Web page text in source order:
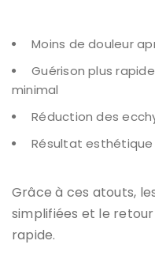
Moins de douleur
Guérison plus
minimal
Réduction des
Résultat
Grâce à ces atouts,
simplifiées et le
rapide.